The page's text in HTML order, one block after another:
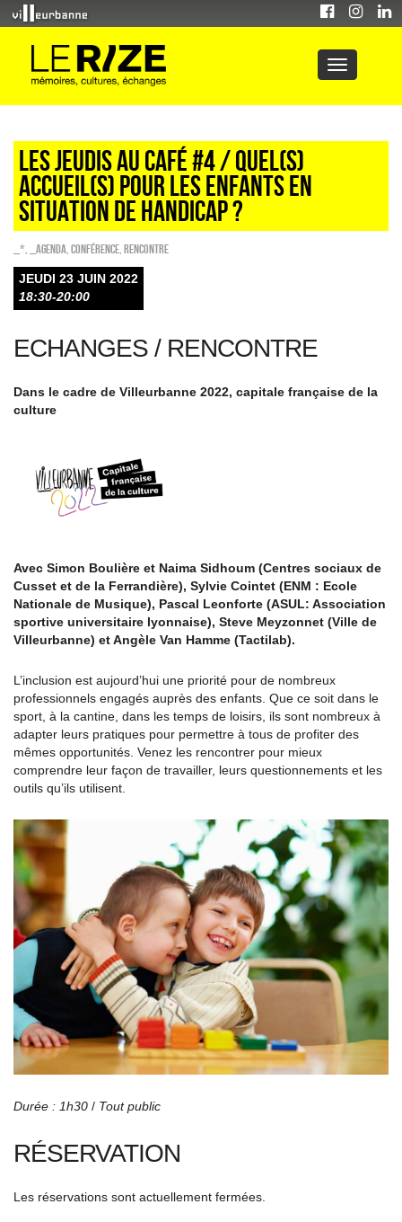
LES JEUDIS AU CAFÉ #4 / QUEL(S)
ACCUEIL(S) POUR LES ENFANTS EN
SITUATION DE HANDICAP ?
_* _Agenda Conférence Rencontre
JEUDI 23 JUIN 2022
18:30-20:00
ECHANGES / RENCONTRE
Dans le cadre de Villeurbanne 2022, capitale française de la
culture
Avec Simon Boulière et Naima Sidhoum (Centres sociaux de
Cusset et de la Ferrandière), Sylvie Cointet (ENM : Ecole
Nationale de Musique), Pascal Leonforte (ASUL: Association
sportive universitaire lyonnaise), Steve Meyzonnet (Ville de
Villeurbanne) et Angèle Van Hamme (Tactilab).
L’inclusion est aujourd’hui une priorité pour de nombreux
professionnels engagés auprès des enfants. Que ce soit dans le
sport, à la cantine, dans les temps de loisirs, ils sont nombreux à
adapter leurs pratiques pour permettre à tous de profiter des
mêmes opportunités. Venez les rencontrer pour mieux
comprendre leur façon de travailler, leurs questionnements et les
outils qu’ils utilisent.
Durée : 1h30 / Tout public
RÉSERVATION
Les réservations sont actuellement fermées.